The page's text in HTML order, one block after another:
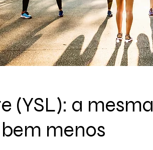
(YSL): a mesma
menos